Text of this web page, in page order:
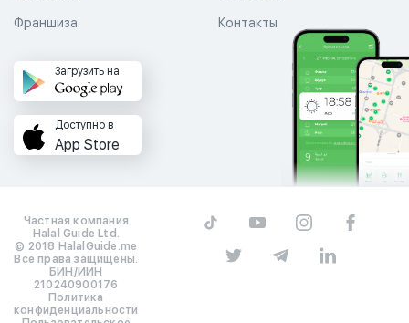
Контакты
Франшиза
Загрузить на
Доступно в
App Store
Частная компания
Halal Guide Ltd.
© 2018 HalalGuide.me
Все права защищены.
БИН/ИИН
210240900176
Политика
конфиденциальности